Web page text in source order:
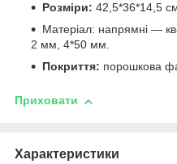
Розміри: 42,5*36*14,5
Матеріал: напрямні —
2 мм, 4*50 мм.
Покриття: порошкова
Приховати
Характеристики